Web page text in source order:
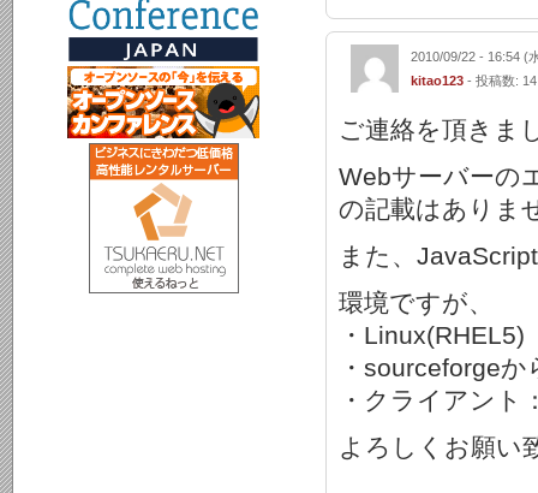
2010/09/22 - 16:54 (
kitao123 - 投稿数: 14
ご連絡を頂きま
Webサーバーの
の記載はありま
また、
環境ですが、
・Linux(RHEL5)
・sourceforge
・クライアント
よろしくお願い